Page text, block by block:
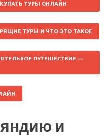
ТУРЫ ОНЛАЙН
ТУРЫ И ЧТО ЭТО ТАКОЕ
ПУТЕШЕСТВИЕ —
и